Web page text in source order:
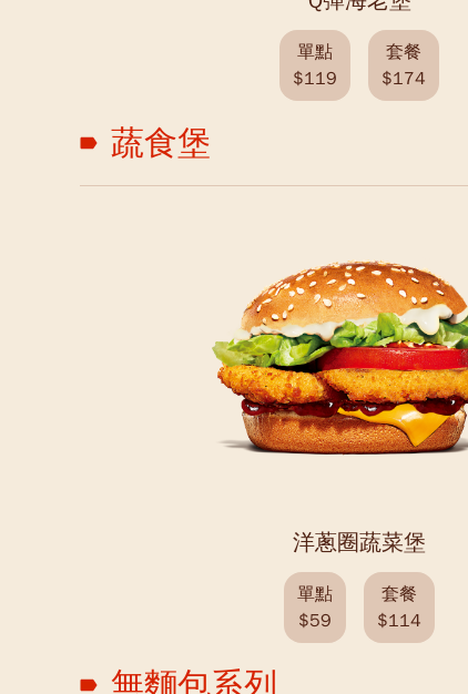
單點
$119
套餐
$174
蔬食堡
洋蔥圈蔬菜堡
單點
$59
套餐
$114
無麵包系列